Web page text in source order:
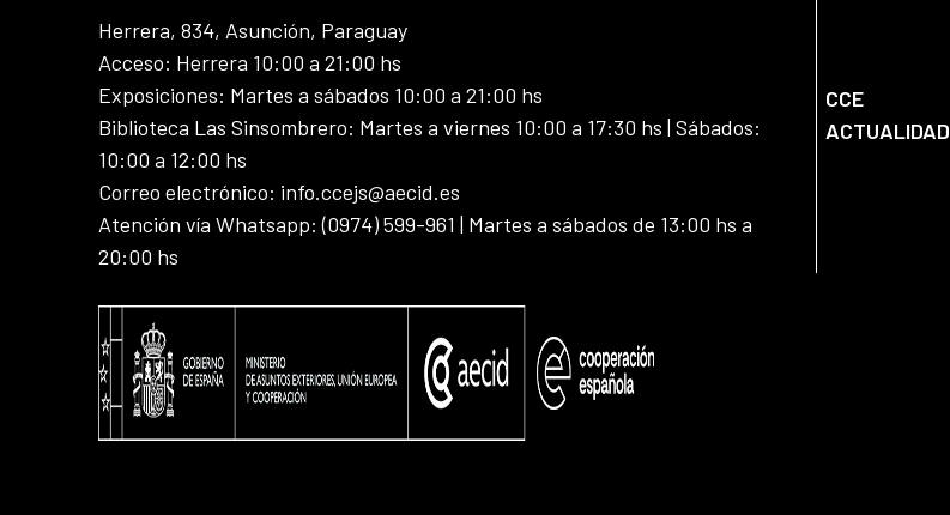
Herrera, 834, Asunción, Paraguay
Acceso: Herrera 10:00 a 21:00 hs
Exposiciones: Martes a sábados 10:00 a 21:00 hs
Biblioteca Las Sinsombrero: Martes a viernes 10:00 a 17:30 hs | Sábados:
10:00 a 12:00 hs
Correo electrónico: info.ccejs@aecid.es
Atención vía Whatsapp: (0974) 599-961 | Martes a sábados de 13:00 hs a
20:00 hs
CCE
ACTUALIDAD